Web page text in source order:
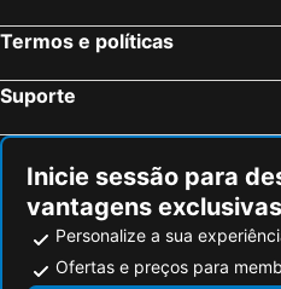
Termos e políticas
Suporte
Inicie sessão para
vantagens
Personalize a sua
Ofertas e preços para